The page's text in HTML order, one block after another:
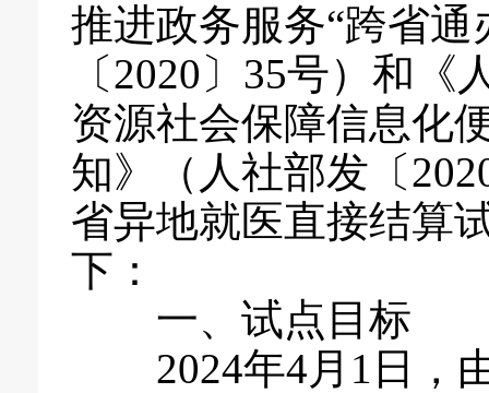
推进政务服务“跨省
〔2020〕35号）和
资源社会保障信息化
知》（人社部发〔
省异地就医直接结算
下：
一、试点目标
2024年4月1日，由